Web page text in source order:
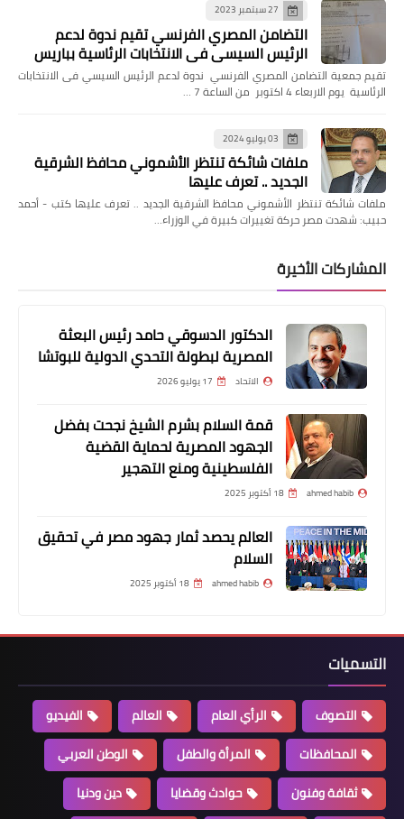
27 سبتمبر 2023
التضامن المصري الفرنسي تقيم ندوة لدعم
الرئيس السيسي فى الانتخابات الرئاسية بباريس
تقيم جمعية التضامن المصري الفرنسي ندوة لدعم الرئيس السيسي فى الانتخابات
الرئاسية يوم الاربعاء 4 اكتوبر من الساعة 7 …
03 يوليو 2024
ملفات شائكة تنتظر الأشموني محافظ الشرقية
الجديد .. تعرف عليها
ملفات شائكة تنتظر الأشموني محافظ الشرقية الجديد .. تعرف عليها كتب - أحمد
حبيب: شهدت مصر حركة تغييرات كبيرة في الوزراء…
المشاركات الأخيرة
الدكتور الدسوقي حامد رئيس البعثة
المصرية لبطولة التحدي الدولية للبوتشا
الاتحاد 17 يوليو 2026
قمة السلام بشرم الشيخ نجحت بفضل
الجهود المصرية لحماية القضية
الفلسطينية ومنع التهجير
ahmed habib 18 أكتوبر 2025
العالم يحصد ثمار جهود مصر في تحقيق
السلام
ahmed habib 18 أكتوبر 2025
التسميات
التصوف الرأي العام العالم
الفيديو
المحافظات
المرأة والطفل
الوطن العربي
ثقافة وفنون
حوادث وقضايا
دين ودنيا